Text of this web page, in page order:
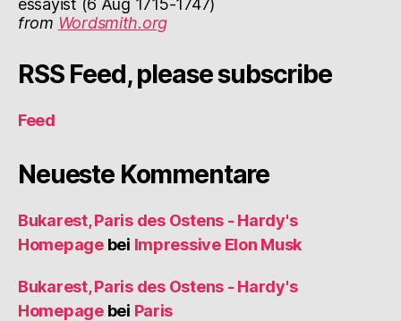
essayist (6 Aug 1715-1747)
from Wordsmith.org
RSS Feed, please subscribe
Feed
Neueste Kommentare
Bukarest, Paris des Ostens - Hardy's
Homepagebei Impressive Elon Musk
Bukarest, Paris des Ostens - Hardy's
Homepagebei Paris